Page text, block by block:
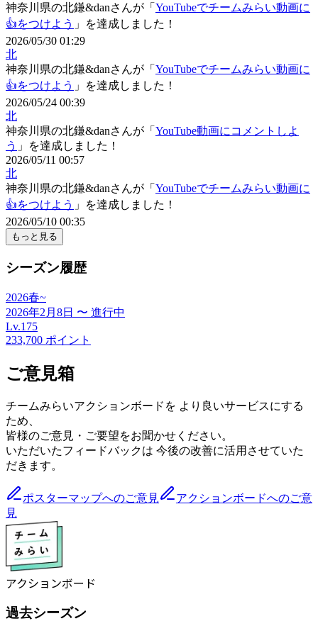
神奈川県の北鎌&danさんが「 YouTubeでチームみらい動画に
👍をつけよう 」を達成しました！
2026/05/30 01:29
北
神奈川県の北鎌&danさんが「 YouTubeでチームみらい動画に
👍をつけよう 」を達成しました！
2026/05/24 00:39
北
神奈川県の北鎌&danさんが「 YouTube動画にコメントしよ
う 」を達成しました！
2026/05/11 00:57
北
神奈川県の北鎌&danさんが「 YouTubeでチームみらい動画に
👍をつけよう 」を達成しました！
2026/05/10 00:35
もっと見る
シーズン履歴
2026春~
2026年2月8日 〜 進行中
Lv.175
233,700 ポイント
ご意見箱
チームみらいアクションボードを より良いサービスにする
ため、
皆様のご意見・ご要望をお聞かせください。
いただいたフィードバックは 今後の改善に活用させていた
だきます。
ポスターマップへのご意見
アクションボードへのご意
見
アクションボード
過去シーズン